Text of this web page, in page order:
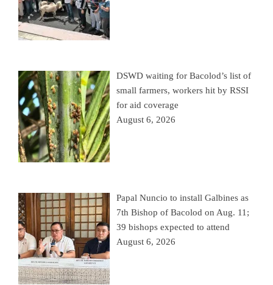
DSWD waiting for Bacolod’s list of
small farmers, workers hit by RSSI
for aid coverage
August 6, 2026
Papal Nuncio to install Galbines as
7th Bishop of Bacolod on Aug. 11;
39 bishops expected to attend
August 6, 2026